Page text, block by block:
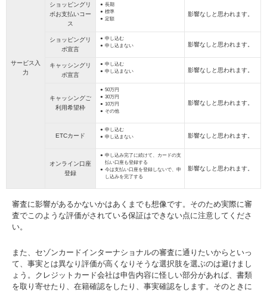
サービス入
力
ショッピングリ
ボお支払いコー
ス
長期
標準
定額
影響なしと思われます。
ショッピングリ
ボ宣言
申し込む
申し込まない
影響なしと思われます。
キャッシングリ
ボ宣言
申し込む
申し込まない
影響なしと思われます。
キャッシングご
利用希望枠
50万円
30万円
10万円
その他
影響なしと思われます。
ETCカード
申し込む
申し込まない
影響なしと思われます。
オンライン口座
登録
申し込み完了に続けて、カードの支
払い口座も登録する
今は支払い口座を登録しないで、申
し込みを完了する
影響なしと思われます。
審査に影響があるかないかはあくまでも想像です。そのため実際に審
査でこのような評価がされている保証はできない点に注意してくださ
い。
また、セゾンカードインターナショナルの審査に通りたいからといっ
て、事実とは異なり評価が高くなりそうな選択肢を選ぶのは避けまし
ょう。クレジットカード会社は申告内容に怪しい部分があれば、書類
を取り寄せたり、在籍確認をしたり、事実確認をします。そのときに